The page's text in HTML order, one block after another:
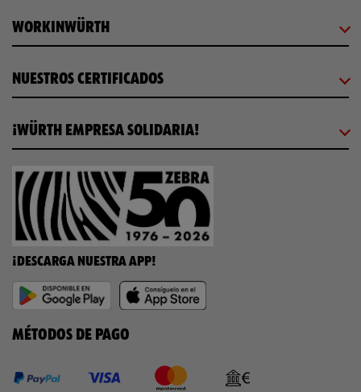
WORKINWÜRTH
NUESTROS CERTIFICADOS
¡WÜRTH EMPRESA SOLIDARIA!
¡DESCARGA NUESTRA APP!
MÉTODOS DE PAGO